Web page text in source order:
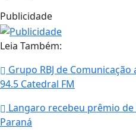
Publicidade
Leia Também:
Grupo RBJ de
94.5 Catedral FM
Langaro recebeu prêmio
Paraná